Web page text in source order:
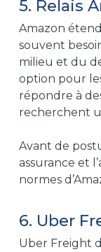
5. Relais
Amazon
souvent
milieu et du
option pour
répondre à
recherchent
Avant de
assurance et
normes
6. Uber
Uber Freight